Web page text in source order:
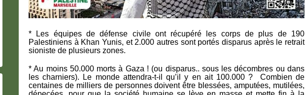
* Les équipes de défense civile ont récupéré les corps de plus de 190
Palestiniens à Khan Yunis, et 2.000 autres sont portés disparus après le retrait
sioniste de plusieurs zones.
* Au moins 50.000 morts à Gaza ! (ou disparus.. sous les décombres ou dans
les charniers). Le monde attendra-t-il qu’il y en ait 100.000 ? Combien de
centaines de milliers de personnes doivent être blessées, amputées, mutilées,